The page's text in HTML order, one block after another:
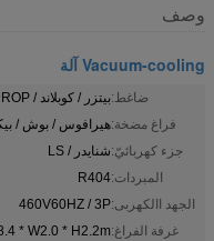
وصف
Vacuum-cooling آلة
ضاغط:بيتزر / كوبلاند / MANEUROP
فراغ مضخة:هيرافوس / بوش /
جزء كهربائيّ:شنايدر / LS
المبردات:R404
الجهد االكهربى:460V60HZ / 3P
غرفة الفراغ:* W2.0 * H2.2m